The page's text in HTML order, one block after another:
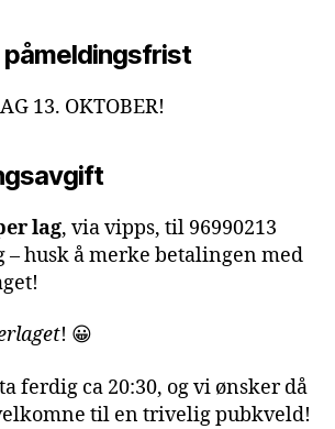
13. OKTOBER!
lag, via vipps, til 96990213
– husk å merke betalingen med
! 😀
ferdig ca 20:30, og vi ønsker då
til en trivelig pubkveld!